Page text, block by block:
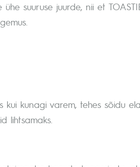
suuruse juurde, nii et
kunagi varem, tehes sõidu
lihtsamaks.